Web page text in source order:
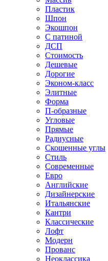
Пластик
Шпон
Экошпон
С патиной
ДСП
Стоимость
Дешевые
Дорогие
Эконом-класс
Элитные
Форма
П-образные
Угловые
Прямые
Радиусные
Скошенные углы
Стиль
Современные
Евро
Английские
Дизайнерские
Итальянские
Кантри
Классические
Лофт
Модерн
Прованс
Неоклассика